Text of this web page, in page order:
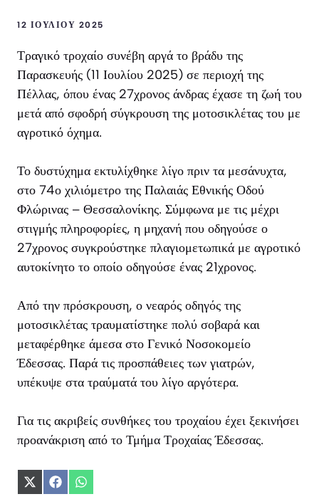
12 ΙΟΥΛΊΟΥ 2025
Τραγικό τροχαίο συνέβη αργά το βράδυ της
Παρασκευής (11 Ιουλίου 2025) σε περιοχή της
Πέλλας, όπου ένας 27χρονος άνδρας έχασε τη ζωή του
μετά από σφοδρή σύγκρουση της μοτοσικλέτας του με
αγροτικό όχημα.
Το δυστύχημα εκτυλίχθηκε λίγο πριν τα μεσάνυχτα,
στο 74ο χιλιόμετρο της Παλαιάς Εθνικής Οδού
Φλώρινας – Θεσσαλονίκης. Σύμφωνα με τις μέχρι
στιγμής πληροφορίες, η μηχανή που οδηγούσε ο
27χρονος συγκρούστηκε πλαγιομετωπικά με αγροτικό
αυτοκίνητο το οποίο οδηγούσε ένας 21χρονος.
Από την πρόσκρουση, ο νεαρός οδηγός της
μοτοσικλέτας τραυματίστηκε πολύ σοβαρά και
μεταφέρθηκε άμεσα στο Γενικό Νοσοκομείο
Έδεσσας. Παρά τις προσπάθειες των γιατρών,
υπέκυψε στα τραύματά του λίγο αργότερα.
Για τις ακριβείς συνθήκες του τροχαίου έχει ξεκινήσει
προανάκριση από το Τμήμα Τροχαίας Έδεσσας.
ShareShareShare